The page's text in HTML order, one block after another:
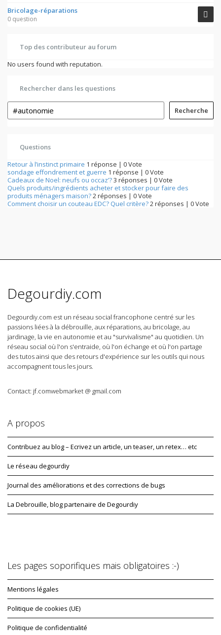
Bricolage-réparations
0 question
Top des contributeur au forum
No users found with reputation.
Rechercher dans les questions
Recherche
Questions
Retour à l’instinct primaire 1 réponse | 0 Vote
sondage effondrement et guerre 1 réponse | 0 Vote
Cadeaux de Noel: neufs ou occaz’?3 réponses | 0 Vote
Quels produits/ingrédients acheter et stocker pour faire des
produits ménagers maison?2 réponses | 0 Vote
Comment choisir un couteau EDC? Quel critère?2 réponses | 0 Vote
Degourdiy.com
Degourdiy.com est un réseau social francophone centré sur les
passions liées à la débrouille, aux réparations, au bricolage, au
jardinage, la vie en autonomie et au "survivalisme" au quotidien. Un
réseau social où l'on s'entraide, où l'on échange et où l'on partage
des tutos ainsi que des retours d'expérience sur les outils qui nous
accompagnent tous les jours.
Contact: jf.comwebmarket @ gmail.com
A propos
Contribuez au blog – Ecrivez un article, un teaser, un retex… etc
Le réseau degourdiy
Journal des améliorations et des corrections de bugs
La Debrouille, blog partenaire de Degourdiy
Les pages soporifiques mais obligatoires :-)
Mentions légales
Politique de cookies (UE)
Politique de confidentialité